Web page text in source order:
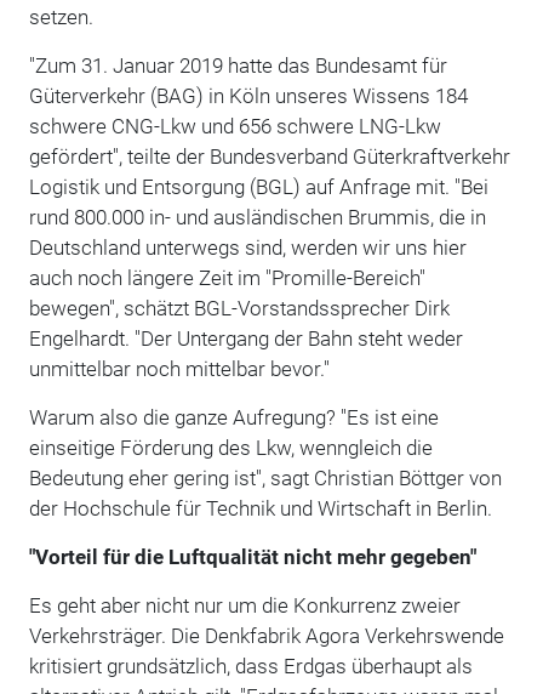
setzen.
"Zum 31. Januar 2019 hatte das Bundesamt für
Güterverkehr (BAG) in Köln unseres Wissens 184
schwere CNG-Lkw und 656 schwere LNG-Lkw
gefördert", teilte der Bundesverband Güterkraftverkehr
Logistik und Entsorgung (BGL) auf Anfrage mit. "Bei
rund 800.000 in- und ausländischen Brummis, die in
Deutschland unterwegs sind, werden wir uns hier
auch noch längere Zeit im "Promille-Bereich"
bewegen", schätzt BGL-Vorstandssprecher Dirk
Engelhardt. "Der Untergang der Bahn steht weder
unmittelbar noch mittelbar bevor."
Warum also die ganze Aufregung? "Es ist eine
einseitige Förderung des Lkw, wenngleich die
Bedeutung eher gering ist", sagt Christian Böttger von
der Hochschule für Technik und Wirtschaft in Berlin.
"Vorteil für die Luftqualität nicht mehr gegeben"
Es geht aber nicht nur um die Konkurrenz zweier
Verkehrsträger. Die Denkfabrik Agora Verkehrswende
kritisiert grundsätzlich, dass Erdgas überhaupt als